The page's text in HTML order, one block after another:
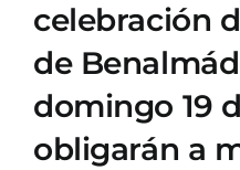
celebración
de
domingo 19
obligarán a